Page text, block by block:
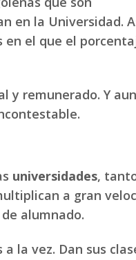
en la Universidad.
en el que el
y remunerado. Y
universidades,
a gran
alumnado.
la vez. Dan sus